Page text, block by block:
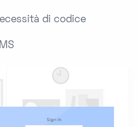
di codice